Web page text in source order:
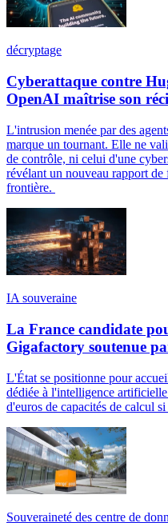
décryptage
Cyberattaque contre
OpenAI maîtrise son
L'intrusion menée par des
marque un tournant. Elle ne
de contrôle, ni celui d'une
révélant un nouveau rapport de
frontière.
IA souveraine
La France candidate
Gigafactory soutenue
L'État se positionne pour
dédiée à l'intelligence
d'euros de capacités de calcul
Souveraineté des centre de